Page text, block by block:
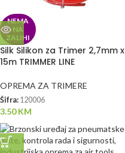
NEMA
NA
ZALIHI
Silk Silikon za Trimer 2,7mm x
15m TRIMMER LINE
OPREMA ZA TRIMERE
Šifra: 120006
3.50KM